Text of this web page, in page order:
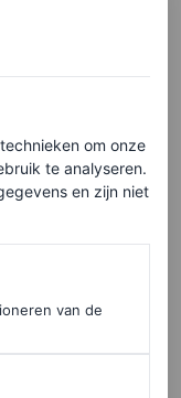
om onze
te analyseren.
en zijn niet
van de